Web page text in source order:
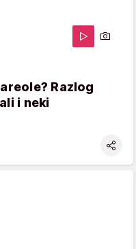
Razlog
i neki